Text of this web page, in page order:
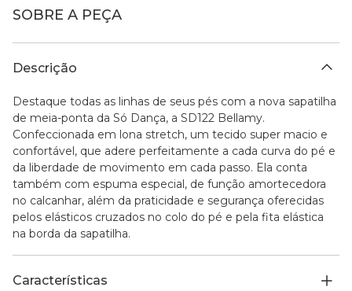
SOBRE A PEÇA
Descrição
Destaque todas as linhas de seus pés com a nova sapatilha
de meia-ponta da Só Dança, a SD122 Bellamy.
Confeccionada em lona stretch, um tecido super macio e
confortável, que adere perfeitamente a cada curva do pé e
da liberdade de movimento em cada passo. Ela conta
também com espuma especial, de função amortecedora
no calcanhar, além da praticidade e segurança oferecidas
pelos elásticos cruzados no colo do pé e pela fita elástica
na borda da sapatilha.
Características